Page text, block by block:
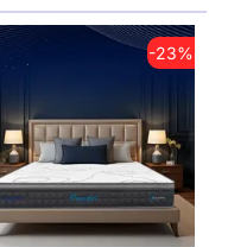
-23%